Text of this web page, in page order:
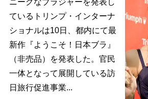
ニークなブラジャーを発表し
ているトリンプ・インターナ
ショナルは10日、都内にて最
新作『ようこそ！日本ブラ』
（非売品）を発表した。官民
一体となって展開している訪
日旅行促進事業...